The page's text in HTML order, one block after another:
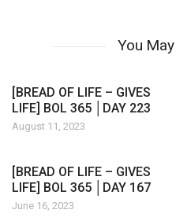
You
[BREAD OF LIFE – GIVES
LIFE] BOL 365 │DAY 223
August 11, 2023
[BREAD OF LIFE – GIVES
LIFE] BOL 365 │DAY 167
June 16, 2023